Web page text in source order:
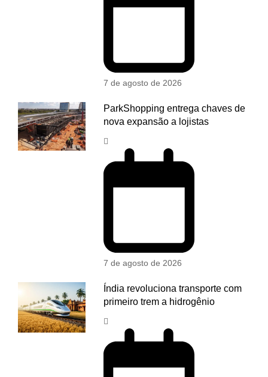
7 de agosto de 2026
ParkShopping entrega chaves de
nova expansão a lojistas
7 de agosto de 2026
Índia revoluciona transporte com
primeiro trem a hidrogênio